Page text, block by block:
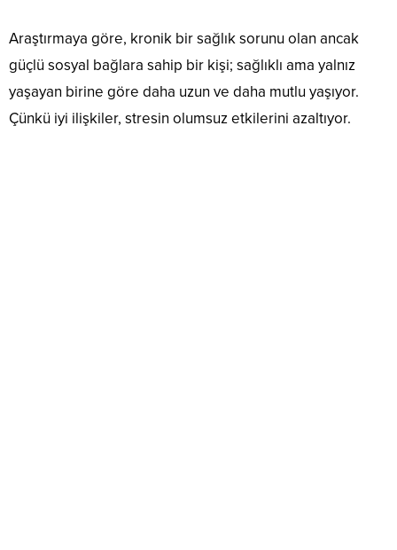
Araştırmaya göre, kronik bir sağlık sorunu olan ancak
güçlü sosyal bağlara sahip bir kişi; sağlıklı ama yalnız
yaşayan birine göre daha uzun ve daha mutlu yaşıyor.
Çünkü iyi ilişkiler, stresin olumsuz etkilerini azaltıyor.